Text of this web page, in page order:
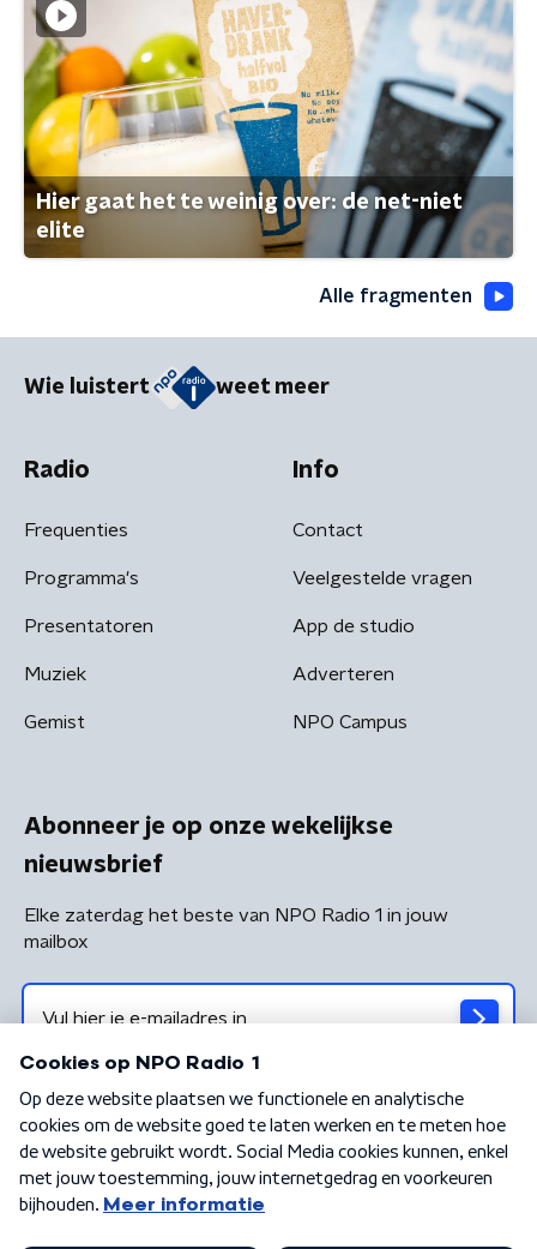
Hier gaat het te weinig over: de net-niet
elite
Alle fragmenten
Wie luistert weet meer
Radio
Frequenties
Programma's
Presentatoren
Muziek
Gemist
Info
Contact
Veelgestelde vragen
App de studio
Adverteren
NPO Campus
Abonneer je op onze wekelijkse
nieuwsbrief
Elke zaterdag het beste van NPO Radio 1 in jouw
mailbox
Algemene voorwaarden Privacybeleid